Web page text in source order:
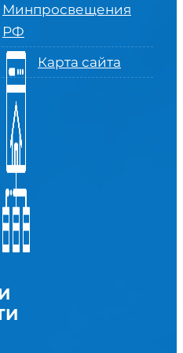
Минпросвещения
РФ
Карта сайта